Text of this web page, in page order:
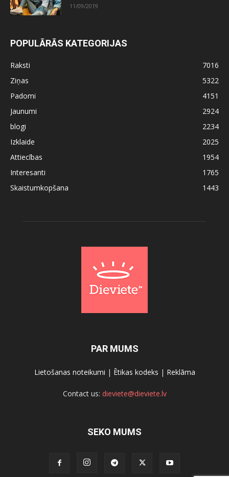
11/09/2019
POPULĀRĀS KATEGORIJAS
Raksti
7016
Ziņas
5322
Padomi
4151
Jaunumi
2924
blogi
2234
Izklaide
2025
Attiecības
1954
Interesanti
1765
Skaistumkopšana
1443
PAR MUMS
Lietošanas noteikumi | Ētikas kodeks | Reklāma
Contact us: dieviete@dieviete.lv
SEKO MUMS